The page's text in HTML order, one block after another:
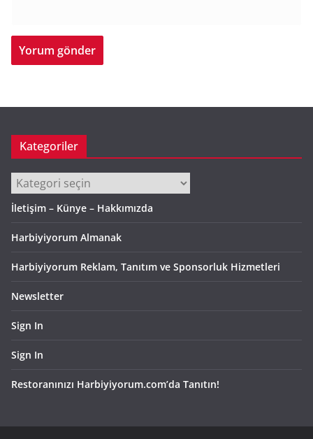
Kategoriler
Kategoriler
İletişim – Künye – Hakkımızda
Harbiyiyorum Almanak
Harbiyiyorum Reklam, Tanıtım ve Sponsorluk Hizmetleri
Newsletter
Sign In
Sign In
Restoranınızı Harbiyiyorum.com’da Tanıtın!